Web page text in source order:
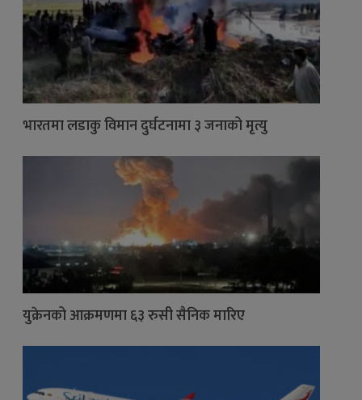
भारतमा लडाकु विमान दुर्घटनामा ३ जनाको मृत्यु
युक्रेनको आक्रमणमा ६३ रुसी सैनिक मारिए